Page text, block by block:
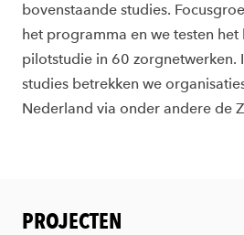
bovenstaande studies.
het programma en we testen het
pilotstudie in 60 zorgnetwerken.
studies betrekken we
Nederland via onder andere de
PROJECTEN